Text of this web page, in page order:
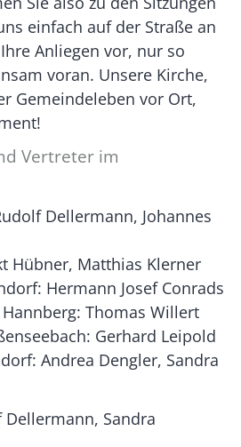
einfach auf der Straße an
Anliegen vor, nur so
voran. Unsere Kirche,
Gemeindeleben vor Ort,
Vertreter im
Dellermann, Johannes
Hübner, Matthias Klerner
Hermann Josef Conrads
Thomas Willert
Gerhard Leipold
Andrea Dengler, Sandra
Sandra